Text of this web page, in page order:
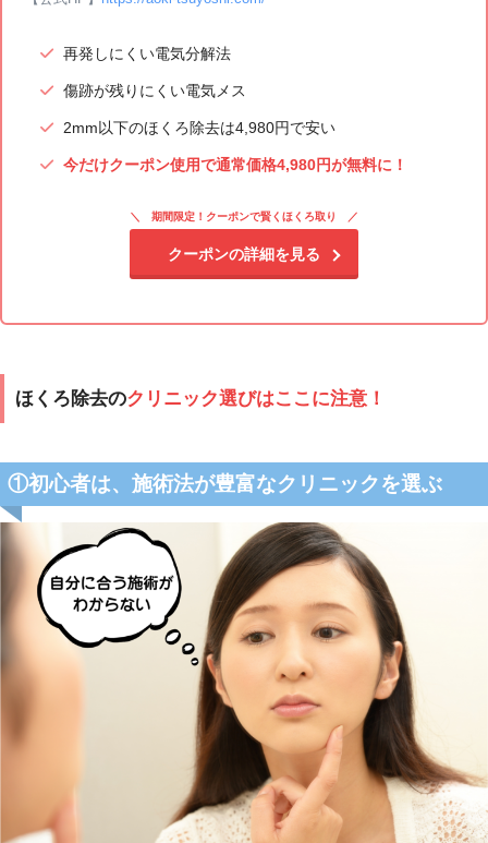
再発しにくい電気分解法
傷跡が残りにくい電気メス
2mm以下のほくろ除去は4,980円で安い
今だけクーポン使用で通常価格4,980円が無料に！
期間限定！クーポンで賢くほくろ取り
クーポンの詳細を見る
ほくろ除去のクリニック選びはここに注意！
①初心者は、施術法が豊富なクリニックを選ぶ